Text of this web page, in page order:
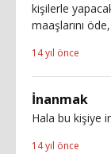
kişilerle
maaşlarını
14 yıl önce
İnanmak
Hala bu kişiye
14 yıl önce